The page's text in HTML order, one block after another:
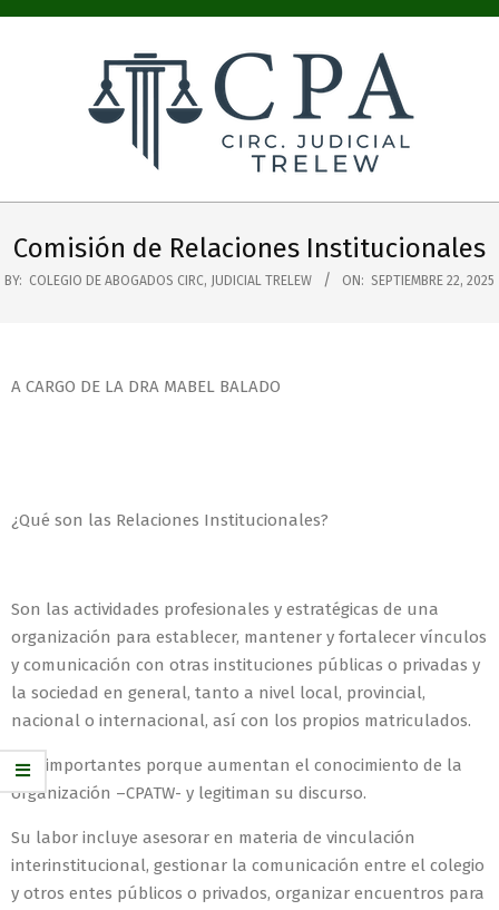
COLEGIO
PÚBLICO
DE
JUDICIAL
Comisión de Relaciones Institucionales
BY: COLEGIO DE ABOGADOS CIRC, JUDICIAL TRELEW ON: SEPTIEMBRE 22, 2025
A CARGO DE LA DRA MABEL BALADO
¿Qué son las Relaciones Institucionales?
Son las actividades profesionales y estratégicas de una
organización para establecer, mantener y fortalecer vínculos
y comunicación con otras instituciones públicas o privadas y
la sociedad en general, tanto a nivel local, provincial,
nacional o internacional, así con los propios matriculados.
Son importantes porque aumentan el conocimiento de la
organización –CPATW- y legitiman su discurso.
Su labor incluye asesorar en materia de vinculación
interinstitucional, gestionar la comunicación entre el colegio
y otros entes públicos o privados, organizar encuentros para